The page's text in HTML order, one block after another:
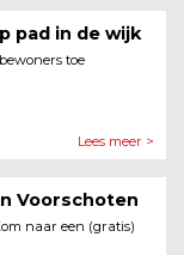
pad in de wijk
toe
Lees meer >
Voorschoten
naar een (gratis)